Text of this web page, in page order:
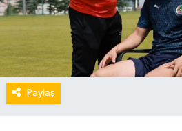
Paylaş